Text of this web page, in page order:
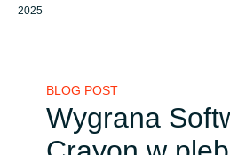
2025
Africa
Aktualności
BLOG POST
Wygrana